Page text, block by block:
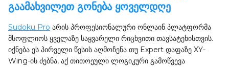
გაამახვილეთ გონება ყოველდღე
Sudoku Pro არის პროფესიონალური ონლაინ პლატფორმა
მსოფლიოს ყველაზე საყვარელი რიცხვითი თავსატეხისთვის.
იქნება ეს პირველი წესის აღმოჩენა თუ Expert დაფაზე XY-
Wing-ის ძებნა, აქ თითოეული ლოგიკური გამოწვევა